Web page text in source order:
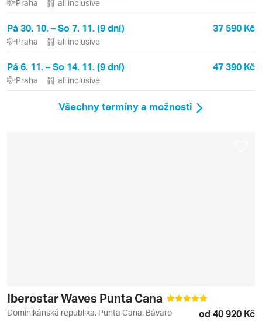
Praha all inclusive
Pá 30. 10. – So 7. 11. (9 dní) 37 590 Kč
Praha all inclusive
Pá 6. 11. – So 14. 11. (9 dní) 47 390 Kč
Praha all inclusive
Všechny termíny a možnosti
Iberostar Waves Punta Cana
Dominikánská republika, Punta Cana, Bávaro od 40 920 Kč